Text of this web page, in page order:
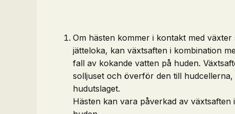
Om hästen kommer i kontakt med
jätteloka, kan växtsaften i kombination
fall av kokande vatten på huden.
solljuset och överför den till
hudutslaget.
Hästen kan vara påverkad av